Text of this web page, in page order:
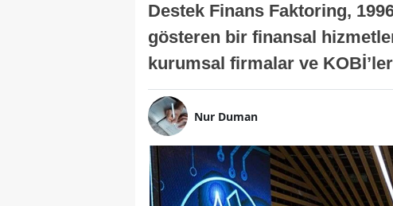
Destek Finans Faktoring,
gösteren bir finansal
kurumsal firmalar ve
Nur Duman